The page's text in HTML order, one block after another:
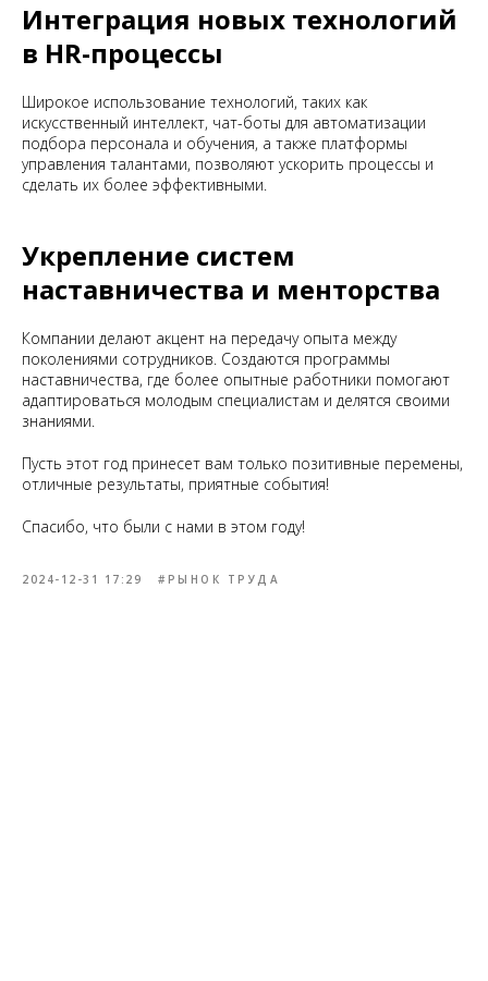
Интеграция новых технологий
в HR-процессы
Широкое использование технологий, таких как
искусственный интеллект, чат-боты для автоматизации
подбора персонала и обучения, а также платформы
управления талантами, позволяют ускорить процессы и
сделать их более эффективными.
Укрепление систем
наставничества и менторства
Компании делают акцент на передачу опыта между
поколениями сотрудников. Создаются программы
наставничества, где более опытные работники помогают
адаптироваться молодым специалистам и делятся своими
знаниями.
Пусть этот год принесет вам только позитивные перемены,
отличные результаты, приятные события!
Спасибо, что были с нами в этом году!
2024-12-31 17:29 #РЫНОК ТРУДА